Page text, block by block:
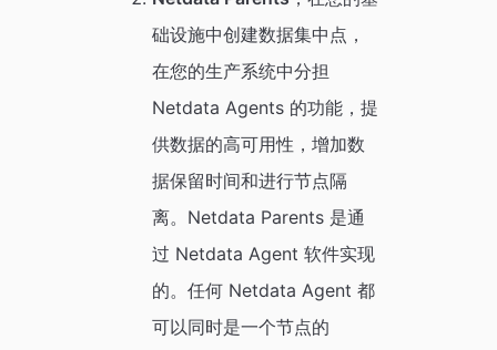
础设施中创建数据集中点，
在您的生产系统中分担
Netdata Agents 的功能，提
供数据的高可用性，增加数
据保留时间和进行节点隔
离。Netdata Parents 是通
过 Netdata Agent 软件实现
的。任何 Netdata Agent 都
可以同时是一个节点的